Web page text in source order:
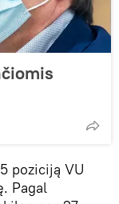
poziciją VU
Pagal